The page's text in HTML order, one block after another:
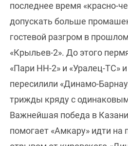
последнее время «красно-
допускать больше
гостевой разгром в
«Крыльев-2». До этого
«Пари НН-2» и «Уралец-ТС» и
пересилили «Динамо-
трижды кряду с
Важнейшая победа в
помогает «Амкару» идти на